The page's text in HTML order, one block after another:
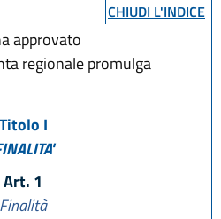
CHIUDI L'INDICE
approvato
regionale promulga
Titolo I
Art. 1
Finalità